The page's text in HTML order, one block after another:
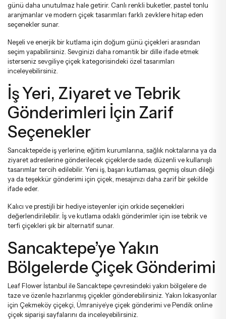
günü daha unutulmaz hale getirir. Canlı renkli buketler, pastel tonlu
aranjmanlar ve modern çiçek tasarımları farklı zevklere hitap eden
seçenekler sunar.
Neşeli ve enerjik bir kutlama için doğum günü çiçekleri arasından
seçim yapabilirsiniz. Sevginizi daha romantik bir dille ifade etmek
isterseniz sevgiliye çiçekkategorisindeki özel tasarımları
inceleyebilirsiniz.
İş Yeri, Ziyaret ve Tebrik
Gönderimleri İçin Zarif
Seçenekler
Sancaktepe’de iş yerlerine, eğitim kurumlarına, sağlık noktalarına ya da
ziyaret adreslerine gönderilecek çiçeklerde sade, düzenli ve kullanışlı
tasarımlar tercih edilebilir. Yeni iş, başarı kutlaması, geçmiş olsun dileği
ya da teşekkür gönderimi için çiçek, mesajınızı daha zarif bir şekilde
ifade eder.
Kalıcı ve prestijli bir hediye isteyenler için orkideseçenekleri
değerlendirilebilir. İş ve kutlama odaklı gönderimler için isetebrik ve
terfi çiçekleri şık bir alternatif sunar.
Sancaktepe’ye Yakın
Bölgelerde Çiçek Gönderimi
Leaf Flower İstanbul ile Sancaktepe çevresindeki yakın bölgelere de
taze ve özenle hazırlanmış çiçekler gönderebilirsiniz. Yakın lokasyonlar
için Çekmeköy çiçekçi Ümraniye’ye çiçek gönderimi vePendik online
çiçek siparişi sayfalarını da inceleyebilirsiniz.